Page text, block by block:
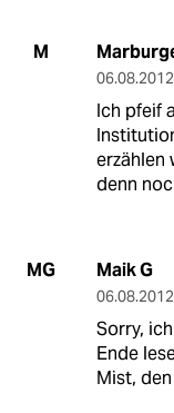
M
06.08.2012
Ich pfeif
erzählen
denn
MG Maik G
06.08.2012
Sorry,
Ende
Mist,